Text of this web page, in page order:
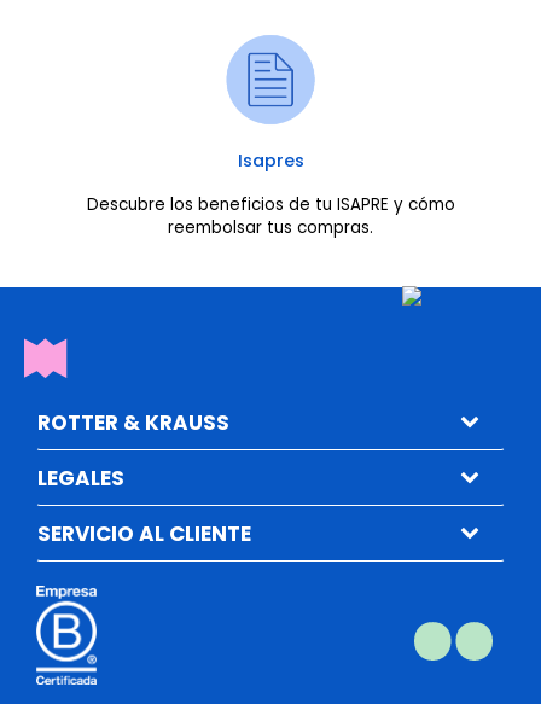
Isapres
Descubre los beneficios de tu ISAPRE y cómo
reembolsar tus compras.
ROTTER & KRAUSS
LEGALES
SERVICIO AL CLIENTE